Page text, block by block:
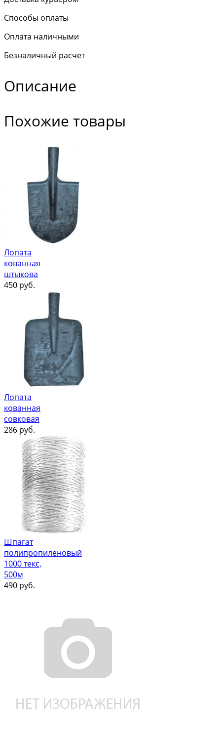
Способы оплаты
Оплата наличными
Безналичный расчет
Описание
Похожие товары
Лопата
кованная
штыкова
450 руб.
Лопата
кованная
совковая
286 руб.
Шпагат
полипропиленовый
1000 текс,
500м
490 руб.